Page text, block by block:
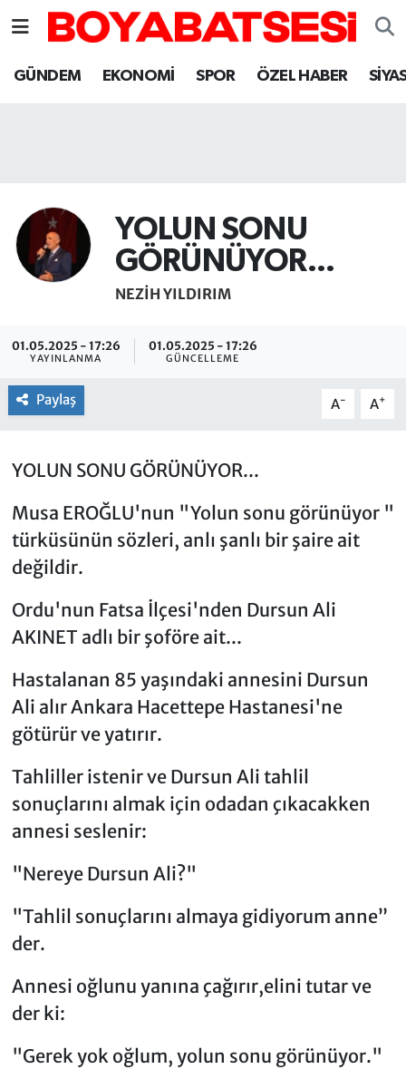
GÜNDEM EKONOMİ SPOR ÖZEL HABER
YOLUN SONU
GÖRÜNÜYOR...
NEZIH YILDIRIM
01.05.2025 - 17:26
YAYINLANMA
01.05.2025 - 17:26
GÜNCELLEME
Paylaş A- A+
YOLUN SONU GÖRÜNÜYOR...
Musa EROĞLU'nun "Yolun sonu görünüyor "
türküsünün sözleri, anlı şanlı bir şaire ait
değildir.
Ordu'nun Fatsa İlçesi'nden Dursun Ali
AKINET adlı bir şoföre ait...
Hastalanan 85 yaşındaki annesini Dursun
Ali alır Ankara Hacettepe Hastanesi'ne
götürür ve yatırır.
Tahliller istenir ve Dursun Ali tahlil
sonuçlarını almak için odadan çıkacakken
annesi seslenir:
"Nereye Dursun Ali?"
"Tahlil sonuçlarını almaya gidiyorum anne”
der.
Annesi oğlunu yanına çağırır,elini tutar ve
der ki:
"Gerek yok oğlum, yolun sonu görünüyor."
Sinop Nöbetçi Eczaneler
Sinop Trafik Yoğunluk Haritası
Süper Lig Puan Durumu ve Fikstür
Tüm Manşetler
Son Dakika Haberleri
Haber Arşivi